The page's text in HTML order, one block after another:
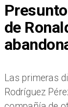
de
Las primeras
Rodríguez